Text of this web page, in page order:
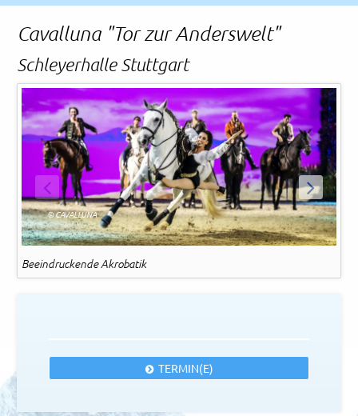
Cavalluna "Tor zur Anderswelt"
Schleyerhalle Stuttgart
ZURÜCK
Beeindruckende Akrobatik
© CAVALLUNA
WEITER
TERMIN(E)
Rechtliches und AGB
Reiseversicherung